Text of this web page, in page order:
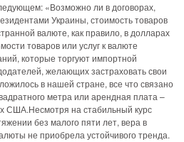
«Возможно ли в договорах,
Украины, стоимость товаров
валюте, как правило, в долларах
товаров или услуг к валюте
которые торгуют импортной
желающих застраховать свои
в нашей стране, все что связано
метра или арендная плата –
США.Несмотря на стабильный курс
без малого пяти лет, вера в
не приобрела устойчивого тренда.